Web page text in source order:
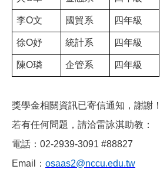
李O文 國貿系 四年級
徐O妤 統計系 四年級
陳O璘 企管系 四年級
獎學金相關資訊已寄信通知，謝謝！
若有任何問題，請洽雷詠淇助教：
電話：02-2939-3091 #88827
Email： osaas2@nccu.edu.tw